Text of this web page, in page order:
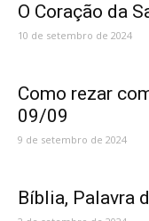
O Coração da
10 de setembro de 2024
Como rezar
09/09
9 de setembro de 2024
Bíblia, Palavra